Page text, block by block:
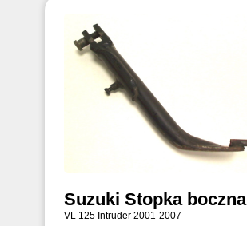
Suzuki Stopka boczna
VL 125 Intruder 2001-2007